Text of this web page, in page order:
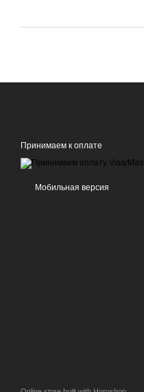
Принимаем к оплате
Мобильная версия